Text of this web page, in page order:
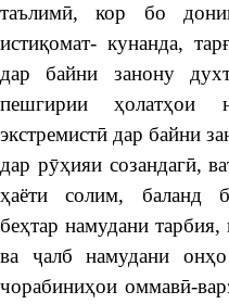
таълимӣ, кор бо
истиқомат- кунанда,
дар байни занону
пешгирии ҳолатҳои
экстремистӣ дар байни
дар рӯҳияи созандагӣ,
ҳаёти солим, баланд
беҳтар намудани
ва ҷалб намудани
чорабиниҳои оммавӣ-